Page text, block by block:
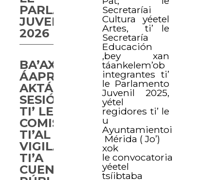
Secretaríai
Cultura yéetel
Artes, ti’ le
Secretaría
Educación
,bey xan
táankelem’ob
integrantes ti’
le Parlamento
Juvenil 2025,
yétel
regidores ti’ le
u
Ayuntamientoi
Mérida ( Jo’)
xok
le convocatoria
yéetel
tsíibtaba
PARLAMENTO
JUVENIL
2026
BA’AX
ÁAPROBAARTA’AB
AKTÁAN
SESIÓN
TI’ LE
COMISIÓN
TI’AL
VIGILANCIA
TI’A
CUENTA